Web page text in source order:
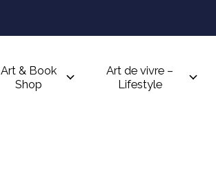
Art & Book
Shop
Art de vivre –
Lifestyle